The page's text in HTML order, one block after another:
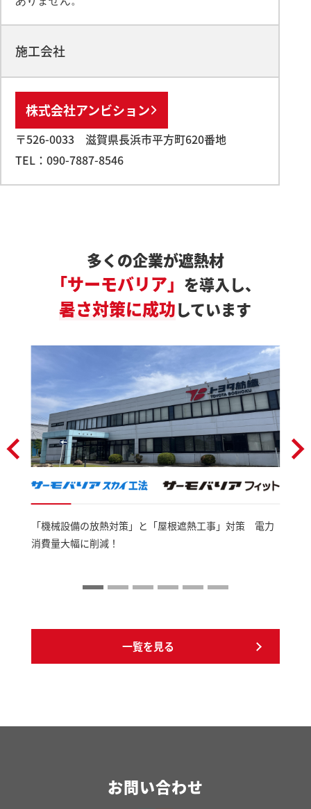
施工会社
株式会社アンビション
〒526-0033 滋賀県長浜市平方町620番地
TEL：090-7887-8546
多くの企業が遮熱材
「サーモバリア」 を導入し、
暑さ対策に成功しています
「機械設備の放熱対策」と「屋根遮熱工事」対策 電力
消費量大幅に削減！
一覧を見る
お問い合わせ